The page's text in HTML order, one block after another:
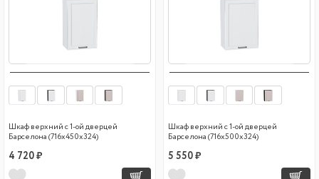
Шкаф верхний с 1-ой дверцей
Барселона (716х450х324)
4 720 ₽
Шкаф верхний с 1-ой дверцей
Барселона (716х500х324)
5 550 ₽